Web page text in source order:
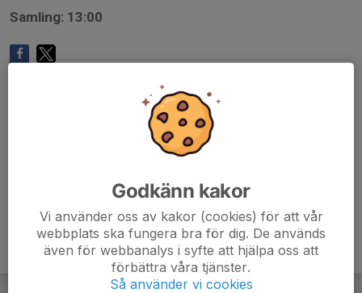
Samling: 13:00
Godkänn kakor
Vi använder oss av kakor (cookies) för att vår
webbplats ska fungera bra för dig. De används
även för webbanalys i syfte att hjälpa oss att
förbättra våra tjänster.
Så använder vi cookies